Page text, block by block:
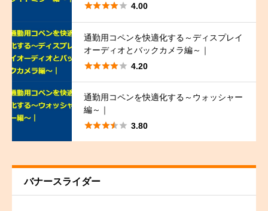
 4.00
通勤用コペンを快適化する～ディスプレイ
オーディオとバックカメラ編～｜
 4.20
通勤用コペンを快適化する～ウォッシャー
編～｜
 3.80
バナースライダー